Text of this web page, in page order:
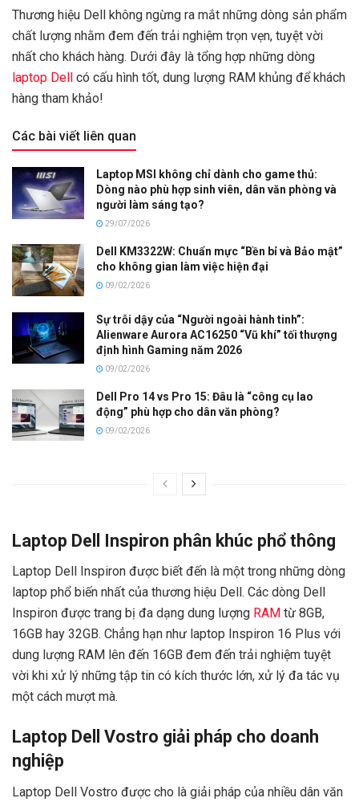
Thương hiệu Dell không ngừng ra mắt những dòng sản phẩm
chất lượng nhằm đem đến trải nghiệm trọn vẹn, tuyệt vời
nhất cho khách hàng. Dưới đây là tổng hợp những dòng
laptop Dell
có cấu hình tốt, dung lượng RAM khủng để khách
hàng tham khảo!
Các bài viết liên quan
Laptop MSI không chỉ dành cho game thủ:
Dòng nào phù hợp sinh viên, dân văn phòng và
người làm sáng tạo?
29/07/2026
Dell KM3322W: Chuẩn mực “Bền bỉ và Bảo mật”
cho không gian làm việc hiện đại
09/02/2026
Sự trỗi dậy của “Người ngoài hành tinh”:
Alienware Aurora AC16250 “Vũ khí” tối thượng
định hình Gaming năm 2026
09/02/2026
Dell Pro 14 vs Pro 15: Đâu là “công cụ lao
động” phù hợp cho dân văn phòng?
09/02/2026
Laptop Dell Inspiron phân khúc phổ thông
Laptop Dell Inspiron được biết đến là một trong những dòng
laptop phổ biến nhất của thương hiệu Dell. Các dòng Dell
Inspiron được trang bị đa dạng dung lượng RAM từ 8GB,
16GB hay 32GB. Chẳng hạn như laptop Inspiron 16 Plus với
dung lượng RAM lên đến 16GB đem đến trải nghiệm tuyệt
vời khi xử lý những tập tin có kích thước lớn, xử lý đa tác vụ
một cách mượt mà.
Laptop Dell Vostro giải pháp cho doanh
nghiệp
Laptop Dell Vostro được cho là giải pháp của nhiều dân văn